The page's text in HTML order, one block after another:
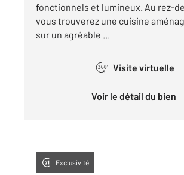
fonctionnels et lumineux. Au rez-
vous trouverez une cuisine
sur un agréable ...
360° Visite virtuelle
Voir le détail du bien
Exclusivité